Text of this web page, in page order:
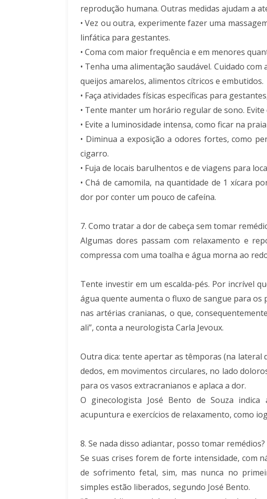
reprodução humana. Outras medidas ajudam a
• Vez ou outra, experimente fazer uma
linfática para gestantes.
• Coma com maior frequência e em menores
• Tenha uma alimentação saudável. Cuidado
queijos amarelos, alimentos cítricos e embutidos.
• Faça atividades físicas específicas para
• Tente manter um horário regular de sono. Evite
• Evite a luminosidade intensa, como ficar na
• Diminua a exposição a odores fortes, como
cigarro.
• Fuja de locais barulhentos e de viagens para
• Chá de camomila, na quantidade de 1 xícara
dor por conter um pouco de cafeína.
7. Como tratar a dor de cabeça sem tomar
Algumas dores passam com relaxamento e
compressa com uma toalha e água morna ao
Tente investir em um escalda-pés. Por incrível
água quente aumenta o fluxo de sangue para os
nas artérias cranianas, o que,
ali”, conta a neurologista Carla Jevoux.
Outra dica: tente apertar as têmporas (na lateral
dedos, em movimentos circulares, no lado
para os vasos extracranianos e aplaca a dor.
O ginecologista José Bento de Souza indica
acupuntura e exercícios de relaxamento, como
8. Se nada disso adiantar, posso tomar remédios?
Se suas crises forem de forte intensidade, com
de sofrimento fetal, sim, mas nunca no
simples estão liberados, segundo José Bento.